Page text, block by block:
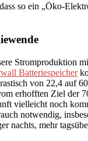
so ein „Öko-
Stromproduktion
Batteriespeicher
von 22,4 auf
erhofften Ziel der
vielleicht noch
notwendig,
nachts, mehr